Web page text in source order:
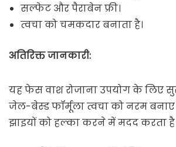
सल्फेट और पैराबेन फ्री।
त्वचा को चमकदार बनाता है।
अतिरिक्त जानकारी:
यह फेस वाश रोजाना उपयोग के लिए
जेल-बेस्ड फॉर्मूला त्वचा को नरम
झाइयों को हल्का करने में मदद करता